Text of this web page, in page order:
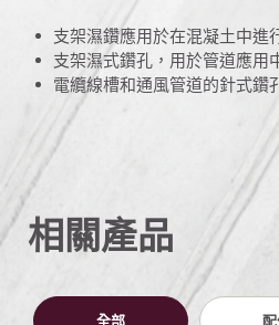
支架濕鑽應用於在混凝土中進
支架濕式鑽孔，用於管道應用
電纜線槽和通風管道的針式鑽
相關產品
全部